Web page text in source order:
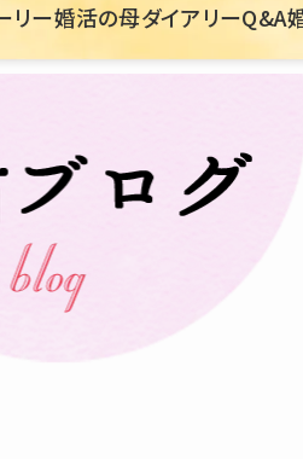
リー婚活の母ダイアリーQ&A